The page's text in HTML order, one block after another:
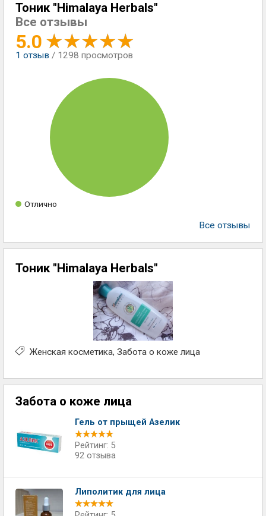
Тоник "Himalaya Herbals"
Все отзывы
5.0
1 отзыв / 1298 просмотров
Отлично
Все отзывы
Тоник "Himalaya Herbals"
Женская косметика Забота о коже лица
Забота о коже лица
Гель от прыщей Азелик
Рейтинг: 5
92 отзыва
Липолитик для лица